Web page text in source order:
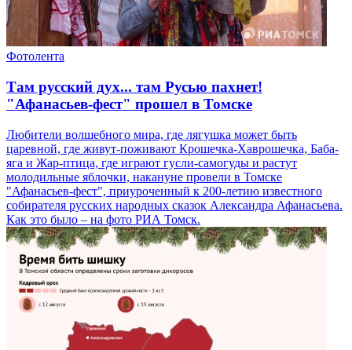
Фотолента
Там русский дух... там Русью пахнет!
"Афанасьев-фест" прошел в Томске
Любители волшебного мира, где лягушка может быть
царевной, где живут-поживают Крошечка-Хаврошечка, Баба-
яга и Жар-птица, где играют гусли-самогуды и растут
молодильные яблочки, накануне провели в Томске
"Афанасьев-фест", приуроченный к 200-летию известного
собирателя русских народных сказок Александра Афанасьева.
Как это было – на фото РИА Томск.